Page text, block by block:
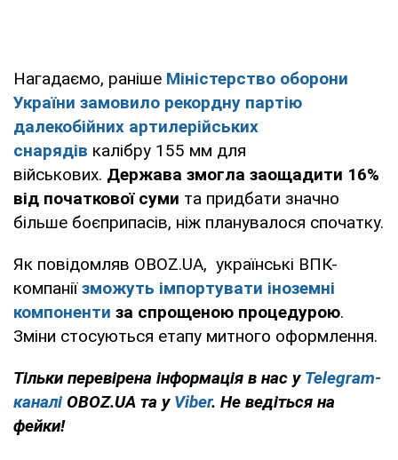
Нагадаємо, раніше Міністерство оборони
України замовило рекордну партію
далекобійних артилерійських
снарядів калібру 155 мм для
військових. Держава змогла заощадити 16%
від початкової суми та придбати значно
більше боєприпасів, ніж планувалося спочатку.
Як повідомляв OBOZ.UA, українські ВПК-
компаніїзможуть імпортувати іноземні
компоненти за спрощеною процедурою.
Зміни стосуються етапу митного оформлення.
Тільки перевірена інформація в нас у Telegram-
каналі OBOZ.UA та у Viber. Не ведіться на
фейки!